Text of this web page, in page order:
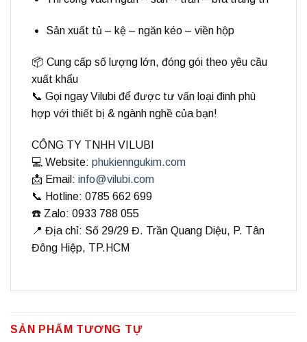
Sản xuất tủ – kệ – ngăn kéo – viền hộp
📦 Cung cấp số lượng lớn, đóng gói theo yêu cầu
xuất khẩu
📞 Gọi ngayVilubi để được tư vấn loại đinh phù
hợp với thiết bị & ngành nghề của bạn!
CÔNG TY TNHH VILUBI
💻 Website: phukienngukim.com
📩 Email: info@vilubi.com
📞 Hotline: 0785 662 699
☎️ Zalo: 0933 788 055
📍 Địa chỉ: Số 29/29 Đ. Trần Quang Diệu, P. Tân
Đông Hiệp, TP.HCM
SẢN PHẨM TƯƠNG TỰ